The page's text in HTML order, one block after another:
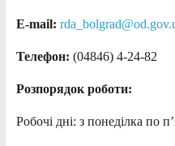
E-mail:
Телефон: (04846) 4-24-82
Розпорядок роботи:
Робочі дні: з понеділка по